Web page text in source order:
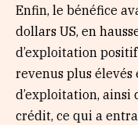
Enfin, le bénéfice
dollars US, en
d’exploitation
revenus plus élevés
d’exploitation, ainsi
crédit, ce qui a